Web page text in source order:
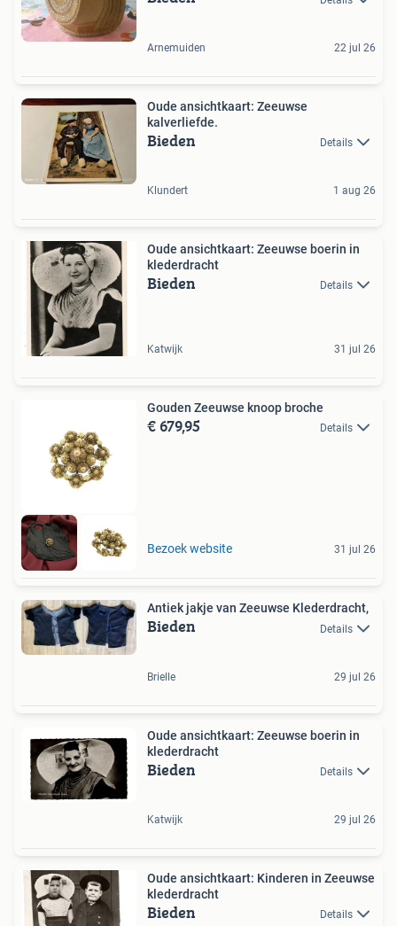
Arnemuiden 22 jul 26
Oude ansichtkaart: Zeeuwse
kalverliefde.
Bieden Details
Klundert 1 aug 26
Oude ansichtkaart: Zeeuwse boerin in
klederdracht
Bieden Details
Katwijk 31 jul 26
Gouden Zeeuwse knoop broche
€ 679,95 Details
Bezoek website 31 jul 26
Antiek jakje van Zeeuwse Klederdracht,
Bieden Details
Brielle 29 jul 26
Oude ansichtkaart: Zeeuwse boerin in
klederdracht
Bieden Details
Katwijk 29 jul 26
Oude ansichtkaart: Kinderen in Zeeuwse
klederdracht
Bieden Details